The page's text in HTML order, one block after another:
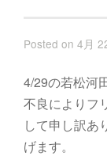
Posted on 4月
4/29の若松河
不良によりフ
して申し訳あ
げます。